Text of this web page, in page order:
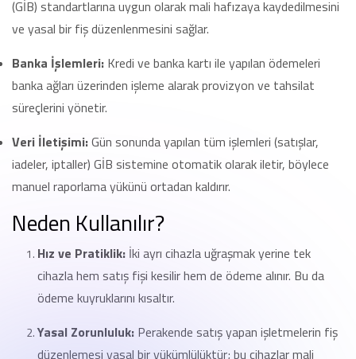
(GİB) standartlarına uygun olarak mali hafızaya kaydedilmesini
ve yasal bir fiş düzenlenmesini sağlar.
Banka İşlemleri: Kredi ve banka kartı ile yapılan ödemeleri
banka ağları üzerinden işleme alarak provizyon ve tahsilat
süreçlerini yönetir.
Veri İletişimi:Gün sonunda yapılan tüm işlemleri (satışlar,
iadeler, iptaller) GİB sistemine otomatik olarak iletir, böylece
manuel raporlama yükünü ortadan kaldırır.
Neden Kullanılır?
Hız ve Pratiklik: İki ayrı cihazla uğraşmak yerine tek
cihazla hem satış fişi kesilir hem de ödeme alınır. Bu da
ödeme kuyruklarını kısaltır.
Yasal Zorunluluk: Perakende satış yapan işletmelerin fiş
düzenlemesi yasal bir yükümlülüktür; bu cihazlar mali